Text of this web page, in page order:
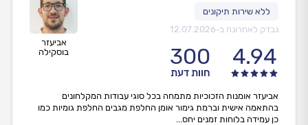
אביעזר
בוסקילה
נבדק לאחרונה ב-12.07.2026
4.94
300
חוות דעת
אביעזר אומנות הזכוכיות מתמחה בכל סוגי עבודות המקלחונים
בהתאמה אישית וברמת גימור אומן החלפת מגבים החלפת גומיות כמו
כן עמידה בלוחות זמנים יחס...